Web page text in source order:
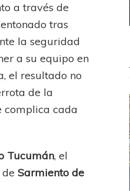
a través de
tras
la seguridad
a su equipo en
el resultado no
de la
complica cada
Tucumán, el
deSarmiento de